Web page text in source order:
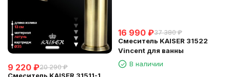
9 220 ₽20 290 ₽
Смеситель KAISER 31511-1
16 990 ₽37 380 ₽
Смеситель KAISER 31522
Vincent для ванны
В наличии